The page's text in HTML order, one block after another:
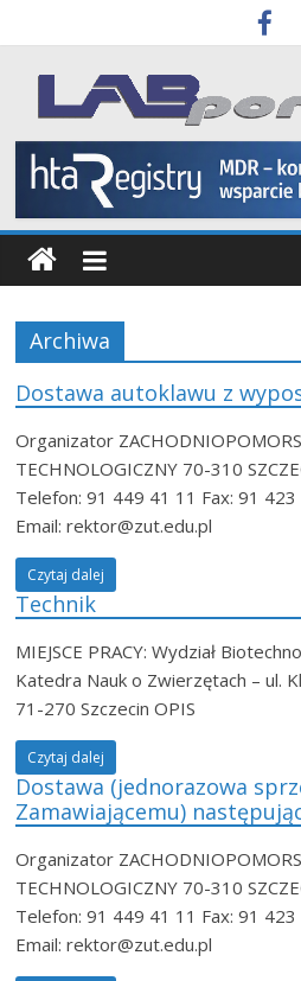
to
content
Labportal
Laboratoria
Aparatura
Badania
Archiwa
Dostawa autoklawu z
Organizator
TECHNOLOGICZNY 70-310
Telefon: 91 449 41 11 Fax: 91
Email: rektor@zut.edu.pl
Czytaj dalej
Technik
MIEJSCE PRACY: Wydział
Katedra Nauk o Zwierzętach – ul.
71-270 Szczecin OPIS
Czytaj dalej
Dostawa (jednorazowa
Zamawiającemu)
Organizator
TECHNOLOGICZNY 70-310
Telefon: 91 449 41 11 Fax: 91
Email: rektor@zut.edu.pl